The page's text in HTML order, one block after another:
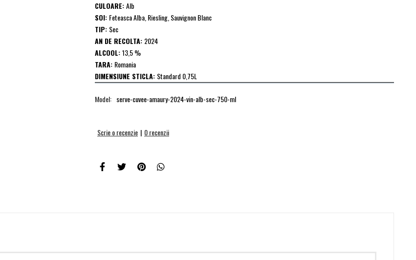
CULOARE:Alb
SOI: Feteasca Alba, Riesling, Sauvignon Blanc
TIP: Sec
AN DE RECOLTA: 2024
ALCOOL:13,5 %
TARA: Romania
DIMENSIUNE STICLA: Standard 0,75L
Model: serve-cuvee-amaury-2024-vin-alb-sec-750-ml
Scrie o recenzie | 0 recenzii